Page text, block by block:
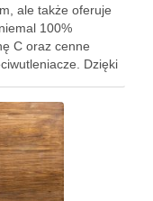
ale także oferuje
100%
C oraz cenne
Dzięki